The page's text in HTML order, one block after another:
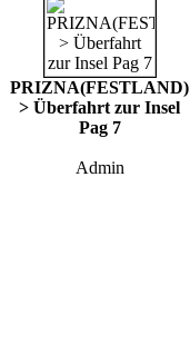
PRIZNA(FESTLAND)
> Überfahrt zur Insel
Pag 7
Admin